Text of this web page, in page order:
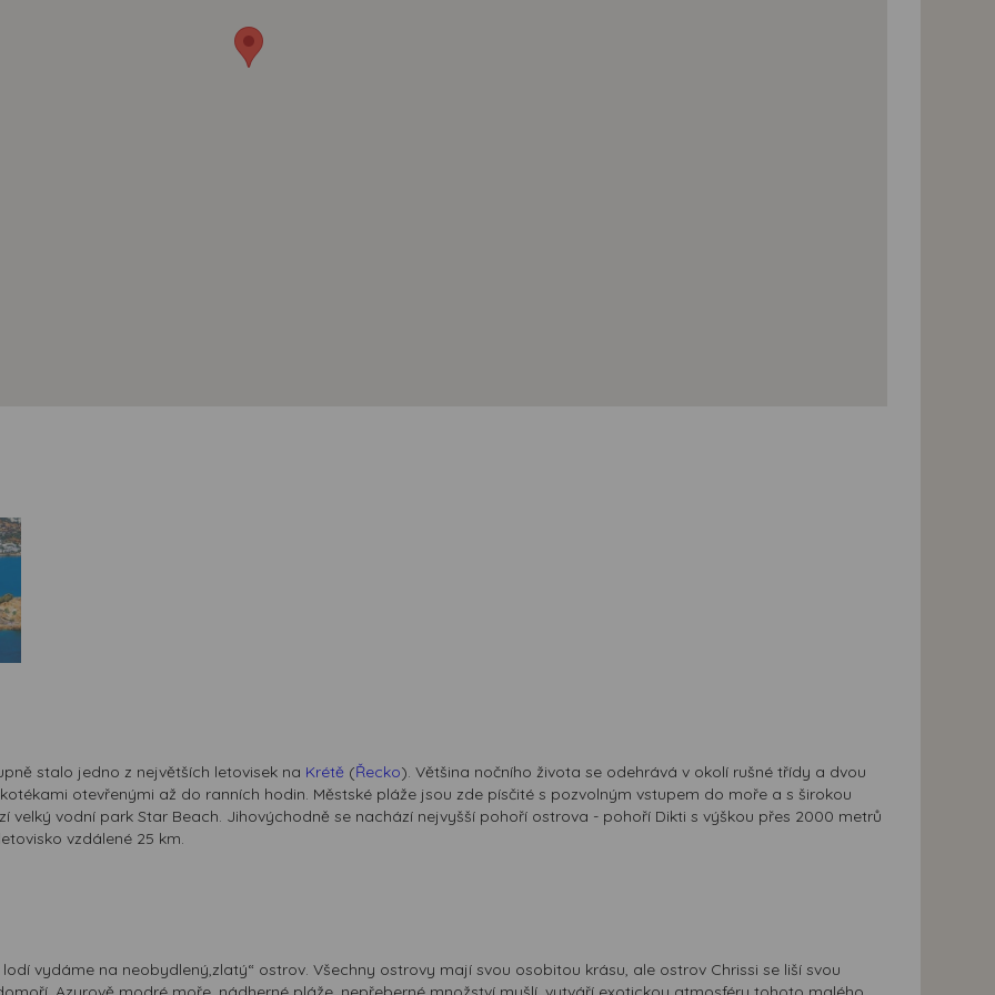
stalo jedno z největších letovisek na Krétě (Řecko). Většina nočního života se odehrává v okolí rušné třídy a dvou
otevřenými až do ranních hodin. Městské pláže jsou zde písčité s pozvolným vstupem do moře a s širokou
velký vodní park Star Beach. Jihovýchodně se nachází nejvyšší pohoří ostrova - pohoří Dikti s výškou přes 2000 metrů
vzdálené 25 km.
vydáme na neobydlený,zlatý“ ostrov. Všechny ostrovy mají svou osobitou krásu, ale ostrov Chrissi se liší svou